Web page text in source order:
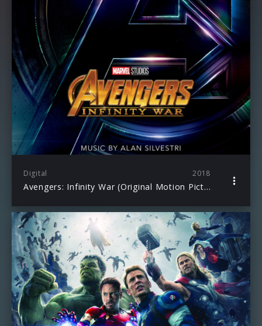
Digital 2018
Avengers: Infinity War (Original Motion Picture Soundtrack/Deluxe Edition)